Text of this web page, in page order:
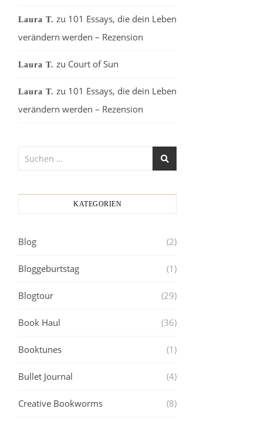
Laura T. zu 101 Essays, die dein Leben
verändern werden – Rezension
Laura T. zu Court of Sun
Laura T. zu 101 Essays, die dein Leben
verändern werden – Rezension
KATEGORIEN
Blog (2)
Bloggeburtstag (1)
Blogtour (29)
Book Haul (36)
Booktunes (1)
Bullet Journal (4)
Creative Bookworms (8)